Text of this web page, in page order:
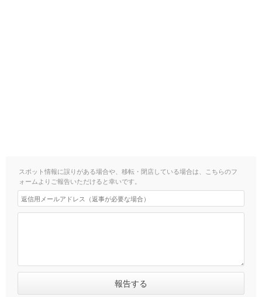
スポット情報に誤りがある場合や、移転・閉店している場合は、こちらのフ
ォームよりご報告いただけると幸いです。